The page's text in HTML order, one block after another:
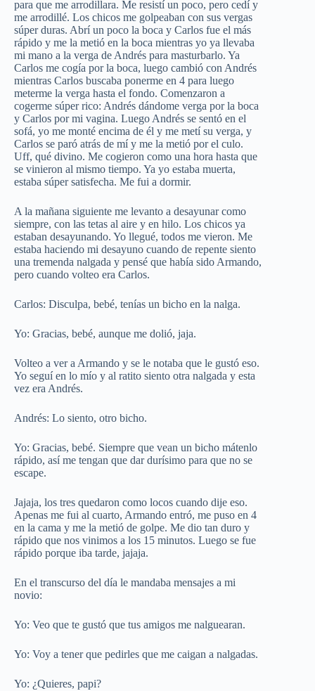
para que me arrodillara. Me resistí un poco, pero cedí y
me arrodillé. Los chicos me golpeaban con sus vergas
súper duras. Abrí un poco la boca y Carlos fue el más
rápido y me la metió en la boca mientras yo ya llevaba
mi mano a la verga de Andrés para masturbarlo. Ya
Carlos me cogía por la boca, luego cambió con Andrés
mientras Carlos buscaba ponerme en 4 para luego
meterme la verga hasta el fondo. Comenzaron a
cogerme súper rico: Andrés dándome verga por la boca
y Carlos por mi vagina. Luego Andrés se sentó en el
sofá, yo me monté encima de él y me metí su verga, y
Carlos se paró atrás de mí y me la metió por el culo.
Uff, qué divino. Me cogieron como una hora hasta que
se vinieron al mismo tiempo. Ya yo estaba muerta,
estaba súper satisfecha. Me fui a dormir.
A la mañana siguiente me levanto a desayunar como
siempre, con las tetas al aire y en hilo. Los chicos ya
estaban desayunando. Yo llegué, todos me vieron. Me
estaba haciendo mi desayuno cuando de repente siento
una tremenda nalgada y pensé que había sido Armando,
pero cuando volteo era Carlos.
Carlos: Disculpa, bebé, tenías un bicho en la nalga.
Yo: Gracias, bebé, aunque me dolió, jaja.
Volteo a ver a Armando y se le notaba que le gustó eso.
Yo seguí en lo mío y al ratito siento otra nalgada y esta
vez era Andrés.
Andrés: Lo siento, otro bicho.
Yo: Gracias, bebé. Siempre que vean un bicho mátenlo
rápido, así me tengan que dar durísimo para que no se
escape.
Jajaja, los tres quedaron como locos cuando dije eso.
Apenas me fui al cuarto, Armando entró, me puso en 4
en la cama y me la metió de golpe. Me dio tan duro y
rápido que nos vinimos a los 15 minutos. Luego se fue
rápido porque iba tarde, jajaja.
En el transcurso del día le mandaba mensajes a mi
novio:
Yo: Veo que te gustó que tus amigos me nalguearan.
Yo: Voy a tener que pedirles que me caigan a nalgadas.
Yo: ¿Quieres, papi?